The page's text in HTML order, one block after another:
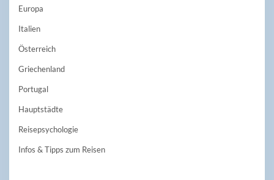
Europa
Italien
Österreich
Griechenland
Portugal
Hauptstädte
Reisepsychologie
Infos & Tipps zum Reisen